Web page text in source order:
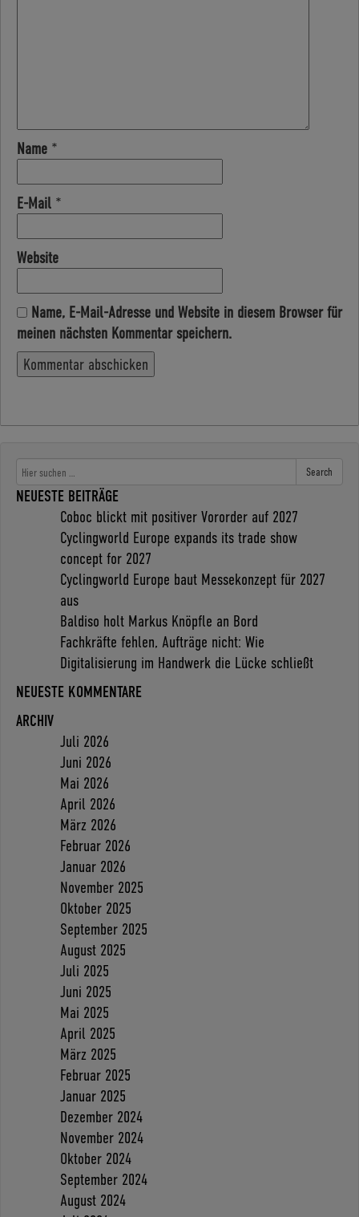
Name *
E-Mail *
Website
Name, E-Mail-Adresse und Website in diesem Browser für
meinen nächsten Kommentar speichern.
Search
NEUESTE BEITRÄGE
Coboc blickt mit positiver Vororder auf 2027
Cyclingworld Europe expands its trade show
concept for 2027
Cyclingworld Europe baut Messekonzept für 2027
aus
Baldiso holt Markus Knöpfle an Bord
Fachkräfte fehlen, Aufträge nicht: Wie
Digitalisierung im Handwerk die Lücke schließt
NEUESTE KOMMENTARE
ARCHIV
Juli 2026
Juni 2026
Mai 2026
April 2026
März 2026
Februar 2026
Januar 2026
November 2025
Oktober 2025
September 2025
August 2025
Juli 2025
Juni 2025
Mai 2025
April 2025
März 2025
Februar 2025
Januar 2025
Dezember 2024
November 2024
Oktober 2024
September 2024
August 2024